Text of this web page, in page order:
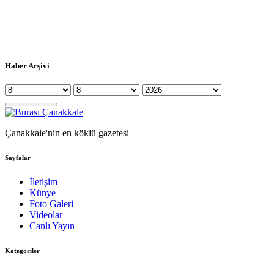
Haber Arşivi
Çanakkale'nin en köklü gazetesi
Sayfalar
İletişim
Künye
Foto Galeri
Videolar
Canlı Yayın
Kategoriler